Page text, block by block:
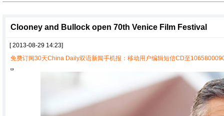
Clooney and Bullock open 70th Venice Film Festival
[ 2013-08-29 14:23]
免费订阅30天China Daily双语新闻手机报：移动用户编辑短信CD至